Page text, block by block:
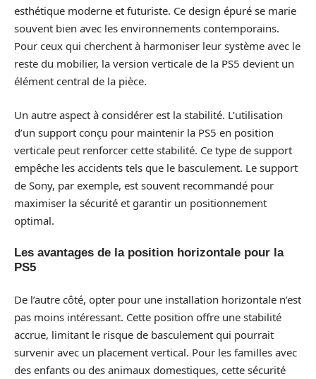
esthétique moderne et futuriste. Ce design épuré se marie
souvent bien avec les environnements contemporains.
Pour ceux qui cherchent à harmoniser leur système avec le
reste du mobilier, la version verticale de la PS5 devient un
élément central de la pièce.
Un autre aspect à considérer est la stabilité. L’utilisation
d’un support conçu pour maintenir la PS5 en position
verticale peut renforcer cette stabilité. Ce type de support
empêche les accidents tels que le basculement. Le support
de Sony, par exemple, est souvent recommandé pour
maximiser la sécurité et garantir un positionnement
optimal.
Les avantages de la position horizontale pour la
PS5
De l’autre côté, opter pour une installation horizontale n’est
pas moins intéressant. Cette position offre une stabilité
accrue, limitant le risque de basculement qui pourrait
survenir avec un placement vertical. Pour les familles avec
des enfants ou des animaux domestiques, cette sécurité